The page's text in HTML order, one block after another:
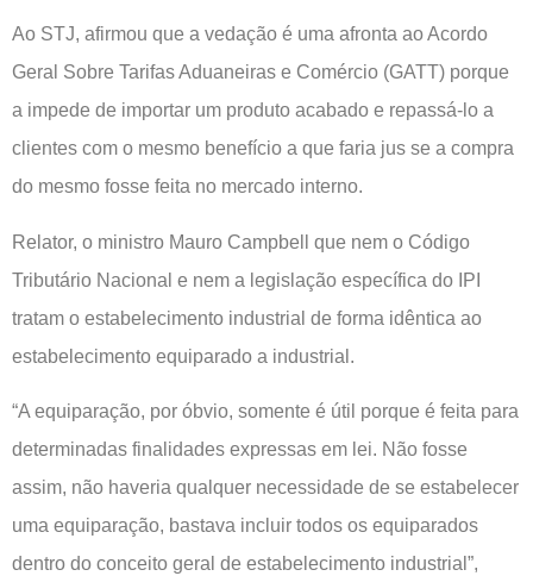
Ao STJ, afirmou que a vedação é uma afronta ao Acordo
Geral Sobre Tarifas Aduaneiras e Comércio (GATT) porque
a impede de importar um produto acabado e repassá-lo a
clientes com o mesmo benefício a que faria jus se a compra
do mesmo fosse feita no mercado interno.
Relator, o ministro Mauro Campbell que nem o Código
Tributário Nacional e nem a legislação específica do IPI
tratam o estabelecimento industrial de forma idêntica ao
estabelecimento equiparado a industrial.
“A equiparação, por óbvio, somente é útil porque é feita para
determinadas finalidades expressas em lei. Não fosse
assim, não haveria qualquer necessidade de se estabelecer
uma equiparação, bastava incluir todos os equiparados
dentro do conceito geral de estabelecimento industrial”,